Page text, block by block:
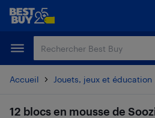
Passer
principal
Passer
Accueil Jouets, jeux et éducation
12 blocs en mousse de